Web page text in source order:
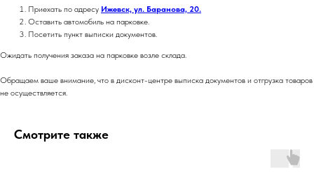
Приехать по адресу Ижевск, ул. Баранова, 20.
Оставить автомобиль на парковке.
Посетить пункт выписки документов.
Ожидать получения заказа на парковке возле склада.
Обращаем ваше внимание, что в дисконт-центре выписка документов и отгрузка товаров
не осуществляется.
Смотрите также